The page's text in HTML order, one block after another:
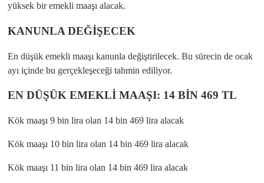
yüksek bir emekli maaşı alacak.
KANUNLA DEĞİŞECEK
En düşük emekli maaşı kanunla değiştirilecek. Bu sürecin de ocak
ayı içinde bu gerçekleşeceği tahmin ediliyor.
EN DÜŞÜK EMEKLİ MAAŞI: 14 BİN 469 TL
Kök maaşı 9 bin lira olan 14 bin 469 lira alacak
Kök maaşı 10 bin lira olan 14 bin 469 lira alacak
Kök maaşı 11 bin lira olan 14 bin 469 lira alacak